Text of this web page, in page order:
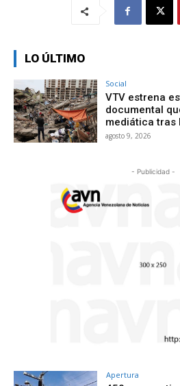
LO ÚLTIMO
Social
VTV estrena
documental
mediática tras
agosto 9, 2026
- Publicidad -
Apertura